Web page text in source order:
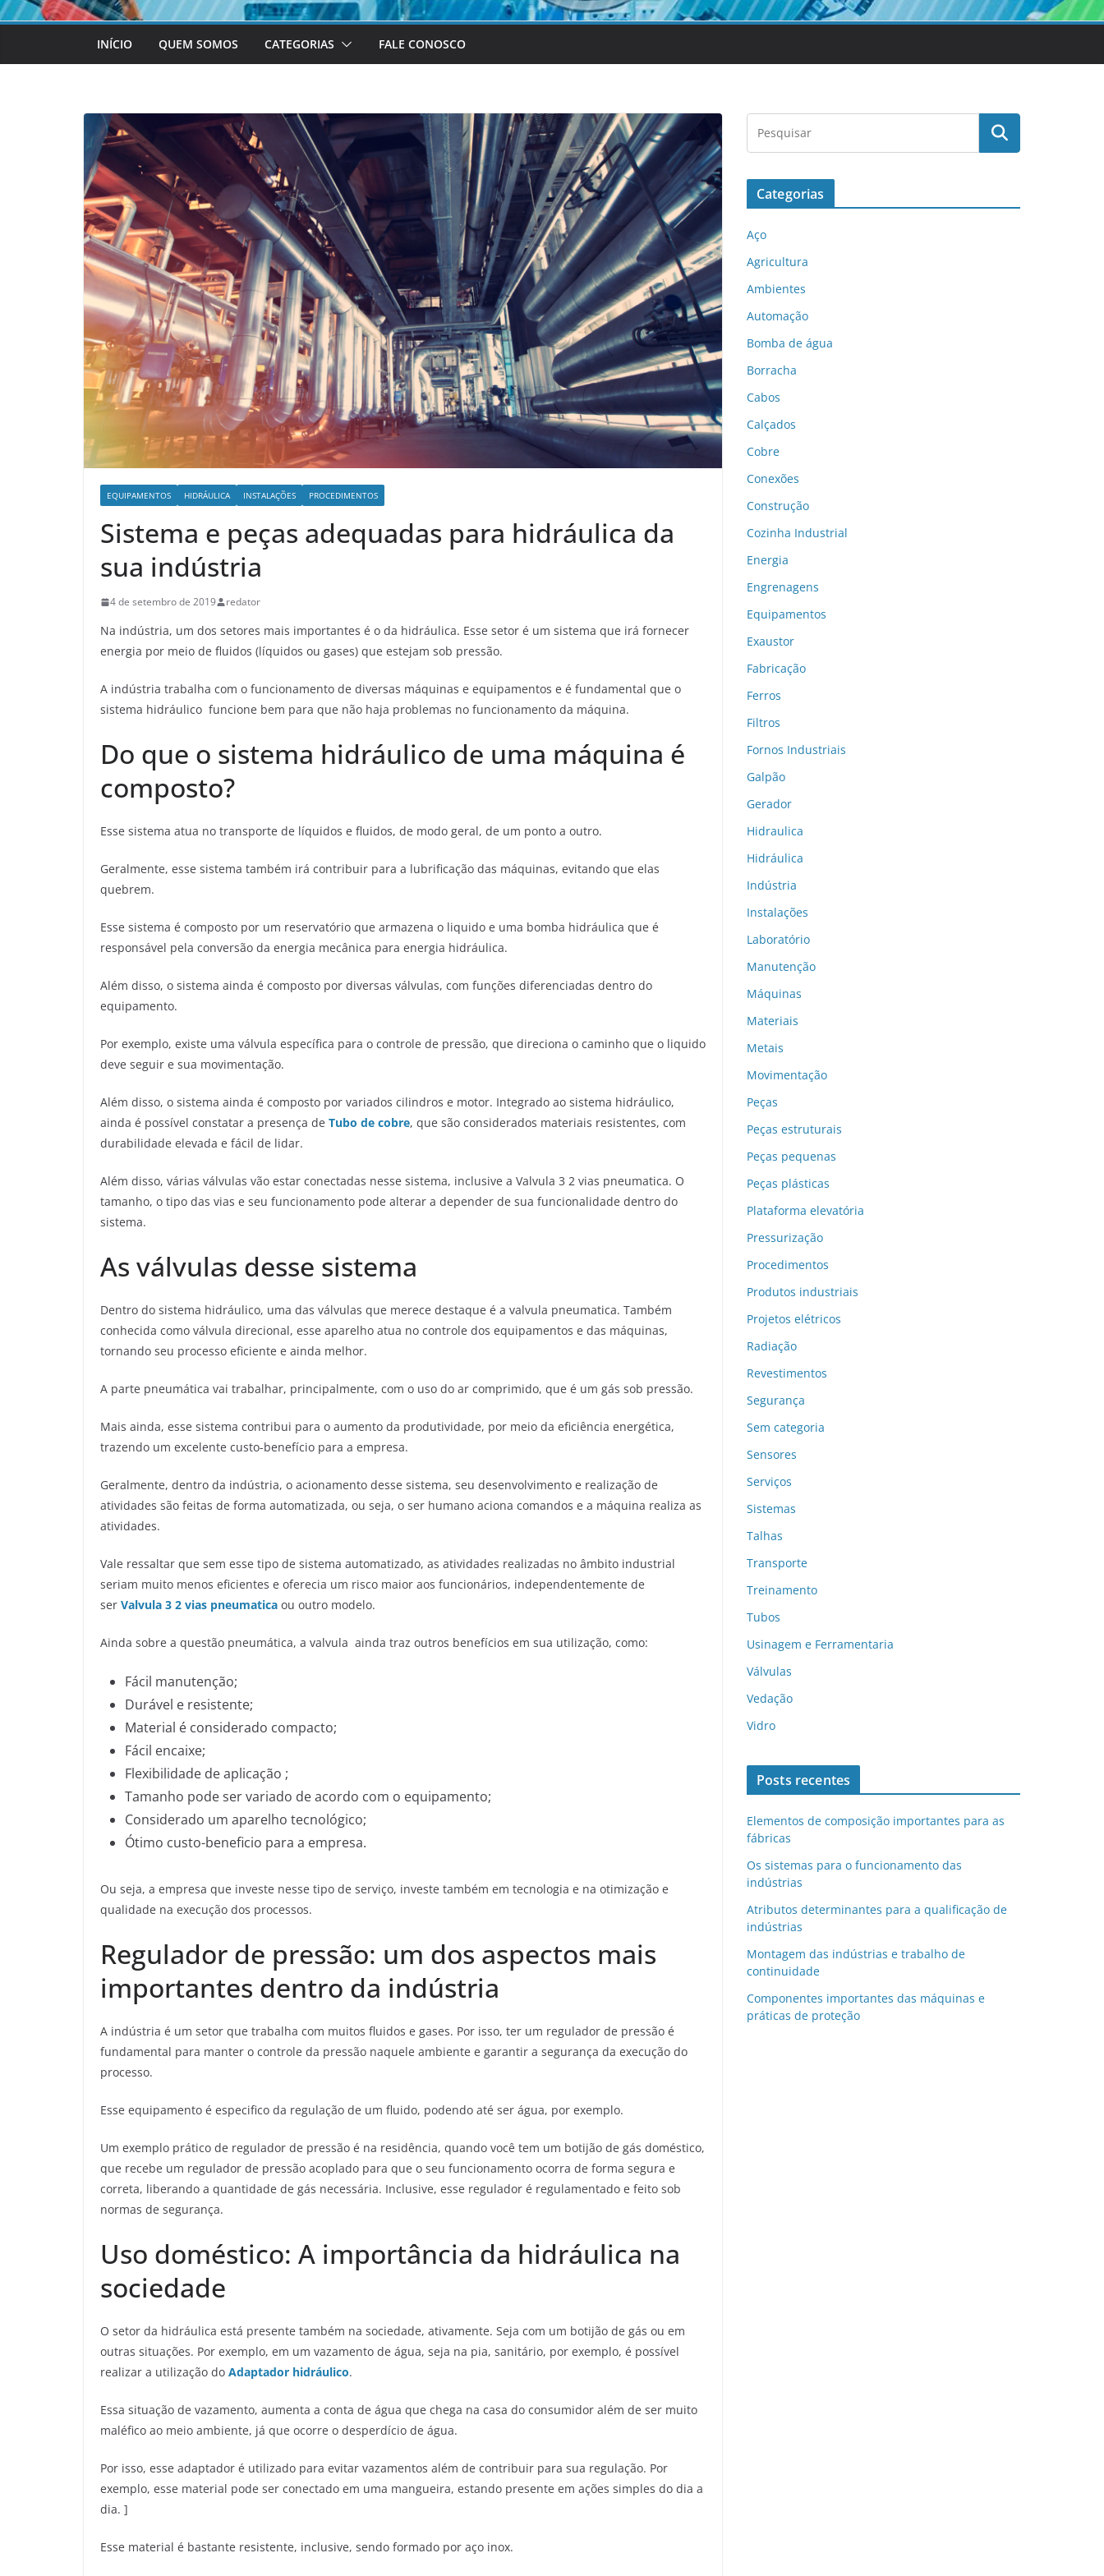
INÍCIO QUEM SOMOS CATEGORIAS FALE CONOSCO
EQUIPAMENTOS HIDRÁULICA INSTALAÇÕES PROCEDIMENTOS
Sistema e peças adequadas para hidráulica da
sua indústria
4 de setembro de 2019 redator
Na indústria, um dos setores mais importantes é o da hidráulica. Esse setor é um sistema que irá fornecer
energia por meio de fluidos (líquidos ou gases) que estejam sob pressão.
A indústria trabalha com o funcionamento de diversas máquinas e equipamentos e é fundamental que o
sistema hidráulico funcione bem para que não haja problemas no funcionamento da máquina.
Do que o sistema hidráulico de uma máquina é
composto?
Esse sistema atua no transporte de líquidos e fluidos, de modo geral, de um ponto a outro.
Geralmente, esse sistema também irá contribuir para a lubrificação das máquinas, evitando que elas
quebrem.
Esse sistema é composto por um reservatório que armazena o liquido e uma bomba hidráulica que é
responsável pela conversão da energia mecânica para energia hidráulica.
Além disso, o sistema ainda é composto por diversas válvulas, com funções diferenciadas dentro do
equipamento.
Por exemplo, existe uma válvula específica para o controle de pressão, que direciona o caminho que o liquido
deve seguir e sua movimentação.
Além disso, o sistema ainda é composto por variados cilindros e motor. Integrado ao sistema hidráulico,
ainda é possível constatar a presença de Tubo de cobre, que são considerados materiais resistentes, com
durabilidade elevada e fácil de lidar.
Além disso, várias válvulas vão estar conectadas nesse sistema, inclusive a Valvula 3 2 vias pneumatica. O
tamanho, o tipo das vias e seu funcionamento pode alterar a depender de sua funcionalidade dentro do
sistema.
As válvulas desse sistema
Dentro do sistema hidráulico, uma das válvulas que merece destaque é a valvula pneumatica. Também
conhecida como válvula direcional, esse aparelho atua no controle dos equipamentos e das máquinas,
tornando seu processo eficiente e ainda melhor.
A parte pneumática vai trabalhar, principalmente, com o uso do ar comprimido, que é um gás sob pressão.
Mais ainda, esse sistema contribui para o aumento da produtividade, por meio da eficiência energética,
trazendo um excelente custo-benefício para a empresa.
Geralmente, dentro da indústria, o acionamento desse sistema, seu desenvolvimento e realização de
atividades são feitas de forma automatizada, ou seja, o ser humano aciona comandos e a máquina realiza as
atividades.
Vale ressaltar que sem esse tipo de sistema automatizado, as atividades realizadas no âmbito industrial
seriam muito menos eficientes e oferecia um risco maior aos funcionários, independentemente de
ser Valvula 3 2 vias pneumatica ou outro modelo.
Ainda sobre a questão pneumática, a valvula ainda traz outros benefícios em sua utilização, como:
Fácil manutenção;
Durável e resistente;
Material é considerado compacto;
Fácil encaixe;
Flexibilidade de aplicação ;
Tamanho pode ser variado de acordo com o equipamento;
Considerado um aparelho tecnológico;
Ótimo custo-beneficio para a empresa.
Ou seja, a empresa que investe nesse tipo de serviço, investe também em tecnologia e na otimização e
qualidade na execução dos processos.
Regulador de pressão: um dos aspectos mais
importantes dentro da indústria
A indústria é um setor que trabalha com muitos fluidos e gases. Por isso, ter um regulador de pressão é
fundamental para manter o controle da pressão naquele ambiente e garantir a segurança da execução do
processo.
Esse equipamento é especifico da regulação de um fluido, podendo até ser água, por exemplo.
Um exemplo prático de regulador de pressão é na residência, quando você tem um botijão de gás doméstico,
que recebe um regulador de pressão acoplado para que o seu funcionamento ocorra de forma segura e
correta, liberando a quantidade de gás necessária. Inclusive, esse regulador é regulamentado e feito sob
normas de segurança.
Uso doméstico: A importância da hidráulica na
sociedade
O setor da hidráulica está presente também na sociedade, ativamente. Seja com um botijão de gás ou em
outras situações. Por exemplo, em um vazamento de água, seja na pia, sanitário, por exemplo, é possível
realizar a utilização do Adaptador hidráulico.
Essa situação de vazamento, aumenta a conta de água que chega na casa do consumidor além de ser muito
maléfico ao meio ambiente, já que ocorre o desperdício de água.
Por isso, esse adaptador é utilizado para evitar vazamentos além de contribuir para sua regulação. Por
exemplo, esse material pode ser conectado em uma mangueira, estando presente em ações simples do dia a
dia. ]
Esse material é bastante resistente, inclusive, sendo formado por aço inox.
Categorias
Aço
Agricultura
Ambientes
Automação
Bomba de água
Borracha
Cabos
Calçados
Cobre
Conexões
Construção
Cozinha Industrial
Energia
Engrenagens
Equipamentos
Exaustor
Fabricação
Ferros
Filtros
Fornos Industriais
Galpão
Gerador
Hidraulica
Hidráulica
Indústria
Instalações
Laboratório
Manutenção
Máquinas
Materiais
Metais
Movimentação
Peças
Peças estruturais
Peças pequenas
Peças plásticas
Plataforma elevatória
Pressurização
Procedimentos
Produtos industriais
Projetos elétricos
Radiação
Revestimentos
Segurança
Sem categoria
Sensores
Serviços
Sistemas
Talhas
Transporte
Treinamento
Tubos
Usinagem e Ferramentaria
Válvulas
Vedação
Vidro
Posts recentes
Elementos de composição importantes para as
fábricas
Os sistemas para o funcionamento das
indústrias
Atributos determinantes para a qualificação de
indústrias
Montagem das indústrias e trabalho de
continuidade
Componentes importantes das máquinas e
práticas de proteção